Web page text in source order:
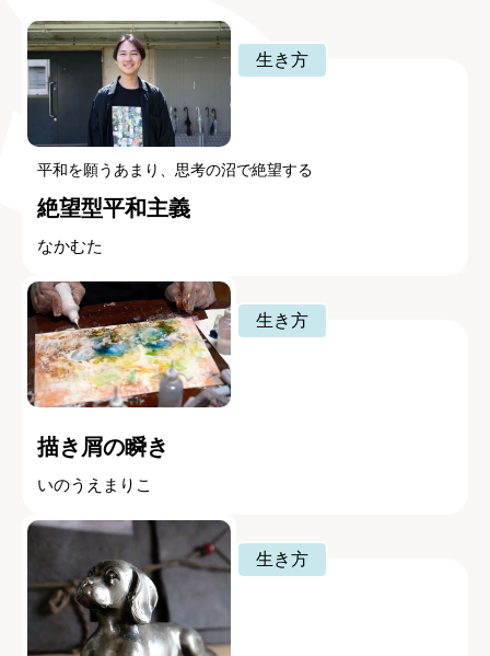
生き方
平和を願うあまり、思考の沼で絶望する
絶望型平和主義
なかむた
生き方
描き屑の瞬き
いのうえまりこ
生き方